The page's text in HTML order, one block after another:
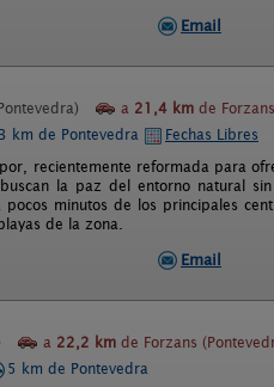
Email
a 21,4 km de
km de Pontevedra
Fechas Libres
recientemente reformada para
la paz del entorno natural
minutos de los principales
de la zona.
Email
a 22,2 km de Forzans
5 km de Pontevedra